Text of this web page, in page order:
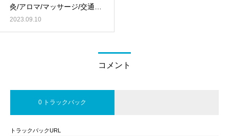
灸/アロマ/マッサージ/交通事
故治療 ｰ 京都 伏見 –
2023.09.10
コメント
0 トラックバック
トラックバックURL